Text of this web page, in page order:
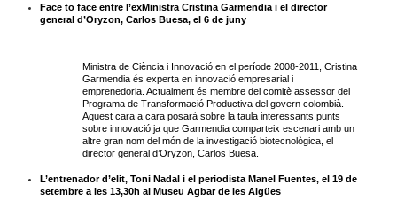
Face to face entre l’exMinistra Cristina Garmendia i el director
general d’Oryzon, Carlos Buesa, el 6 de juny
Ministra de Ciència i Innovació en el període 2008-2011, Cristina
Garmendia és experta en innovació empresarial i
emprenedoria. Actualment és membre del comitè assessor del
Programa de Transformació Productiva del govern colombià.
Aquest cara a cara posarà sobre la taula interessants punts
sobre innovació ja que Garmendia comparteix escenari amb un
altre gran nom del món de la investigació biotecnològica, el
director general d’Oryzon, Carlos Buesa.
L’entrenador d’elit, Toni Nadal i el periodista Manel Fuentes, el 19 de
setembre a les 13,30h al Museu Agbar de les Aigües